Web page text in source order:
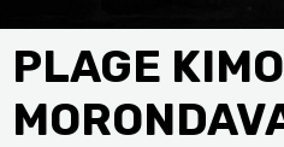
PLAGE